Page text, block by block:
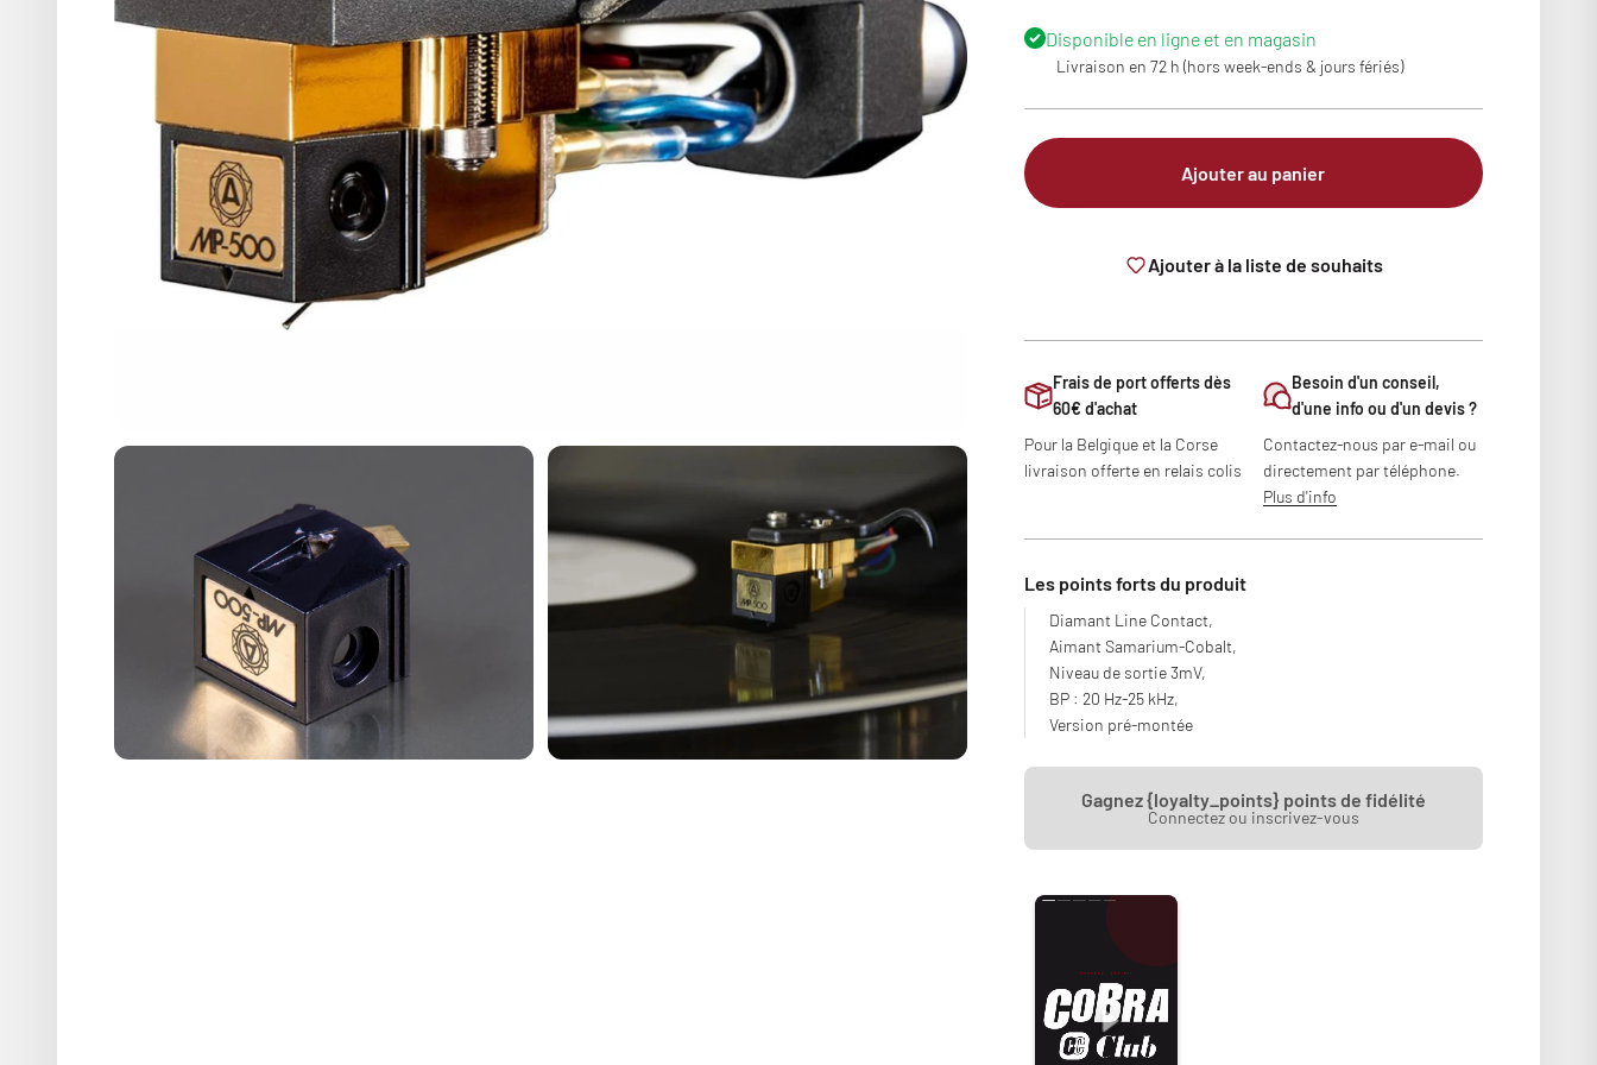
Disponible en ligne et en magasin
Livraison en 72 h (hors week-ends & jours fériés)
Ajouter au panier
Ajouter à la liste de souhaits
Frais de port offerts dès
60€ d'achat
Pour la Belgique et la Corse
livraison offerte en relais colis
Besoin d'un conseil,
d'une info ou d'un devis ?
Contactez-nous par e-mail ou
directement par téléphone.
Plus d'info
Les points forts du produit
Diamant Line Contact,
Aimant Samarium-Cobalt,
Niveau de sortie 3mV,
BP : 20 Hz-25 kHz,
Version pré-montée
Gagnez {loyalty_points} points de fidélité
Connectez ou inscrivez-vous